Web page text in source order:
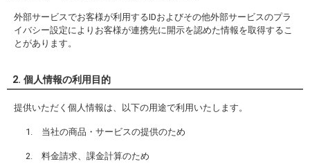
外部サービスでお客様が利用するIDおよびその他外部サービスのプラ
イバシー設定によりお客様が連携先に開示を認めた情報を取得するこ
とがあります。
2. 個人情報の利用目的
提供いただく個人情報は、以下の用途で利用いたします。
当社の商品・サービスの提供のため
料金請求、課金計算のため